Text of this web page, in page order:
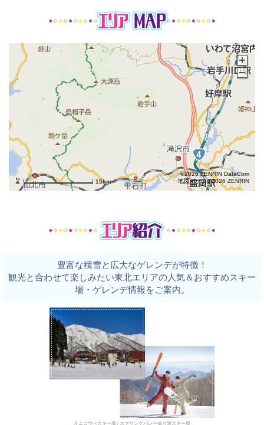
15km
©2026 ZENRIN DataCom
地図データ©2026 ZENRIN
豊富な積雪と広大なゲレンデが特徴！
観光と合わせて楽しみたい東北エリアの人気＆おすすめスキー
場・ゲレンデ情報をご案内。
オニコウベスキー場 / スプリングバレー仙台泉スキー場